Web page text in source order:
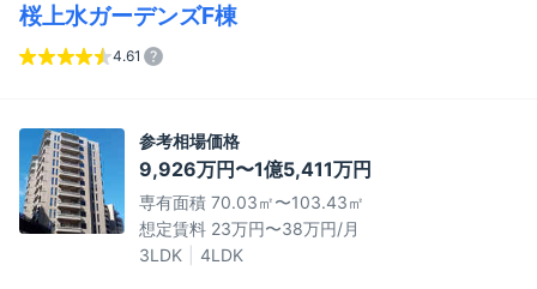
桜上水ガーデンズF棟
4.61
参考相場価格
9,926万円〜1億5,411万円
専有面積 70.03㎡〜103.43㎡
想定賃料 23万円〜38万円/月
3LDK
4LDK